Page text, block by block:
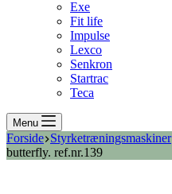
Exe
Fit life
Impulse
Lexco
Senkron
Startrac
Teca
Menu
Forside Styrketræningsmaskiner
butterfly. ref.nr.139